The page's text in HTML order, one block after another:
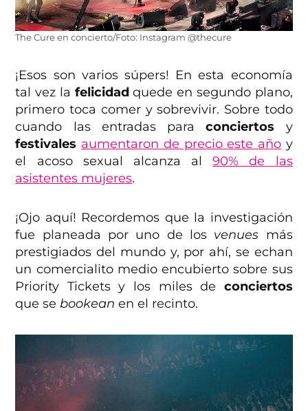
The Cure en concierto/Foto: Instagram @thecure
¡Esos son varios súpers! En esta economía
tal vez la felicidadquede en segundo plano,
primero toca comer y sobrevivir. Sobre todo
cuando las entradas paraconciertos y
festivales aumentaron de precio este añoy
el acoso sexual alcanza al90% de las
asistentes mujeres.
¡Ojo aquí! Recordemos que la investigación
fue planeada por uno de los venues más
prestigiados del mundo y, por ahí, se echan
un comercialito medio encubierto sobre sus
Priority Tickets y los miles de conciertos
que se bookean en el recinto.